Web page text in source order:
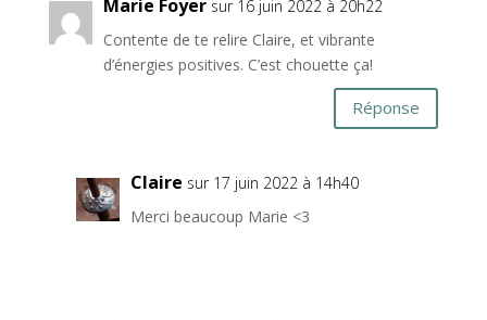
Marie Foyer sur 16 juin 2022 à 20h22
Contente de te relire Claire, et vibrante
d’énergies positives. C’est chouette ça!
Réponse
Claire sur 17 juin 2022 à 14h40
Merci beaucoup Marie <3